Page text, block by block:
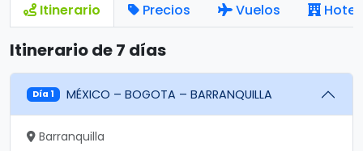
Itinerario Precios Vuelos
Itinerario de 7 días
Día 1 MÉXICO – BOGOTA – BARRANQUILLA
Barranquilla